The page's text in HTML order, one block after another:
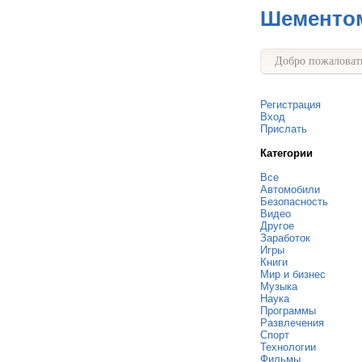
Добро
Регистрация
Вход
Прислать
Категории
Все
Автомобили
Безопасность
Видео
Другое
Заработок
Игры
Книги
Мир и бизнес
Музыка
Наука
Программы
Развлечения
Спорт
Технологии
Фильмы